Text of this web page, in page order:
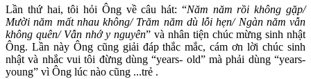
Lần thứ hai, tôi hỏi Ông về câu hát: “Năm năm rồi không gặp/
Mười năm mất nhau không/ Trăm năm dù lỗi hẹn/ Ngàn năm vẫn
không quên/ Vẫn nhớ y nguyên” và nhân tiện chúc mừng sinh nhật
Ông. Lần này Ông cũng giải đáp thắc mắc, cám ơn lời chúc sinh
nhật và nhắc vui tôi đừng dùng “years- old” mà phải dùng “years-
young” vì Ông lúc nào cũng ...trẻ .